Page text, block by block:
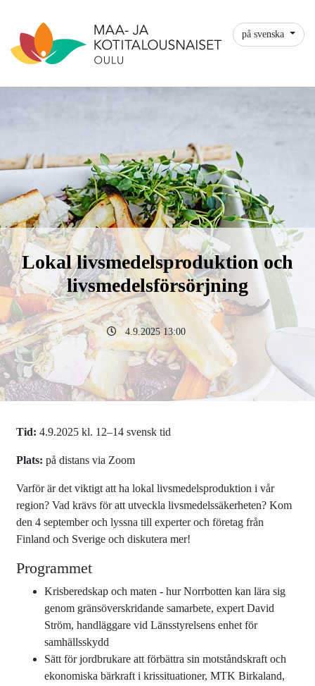
på svenska
Lokal livsmedelsproduktion och
livsmedelsförsörjning
4.9.2025 13:00
Tid: 4.9.2025 kl. 12–14 svensk tid
Plats: på distans via Zoom
Varför är det viktigt att ha lokal livsmedelsproduktion i vår
region? Vad krävs för att utveckla livsmedelssäkerheten? Kom
den 4 september och lyssna till experter och företag från
Finland och Sverige och diskutera mer!
Programmet
Krisberedskap och maten - hur Norrbotten kan lära sig
genom gränsöverskridande samarbete, expert David
Ström, handläggare vid Länsstyrelsens enhet för
samhällsskydd
Sätt för jordbrukare att förbättra sin motståndskraft och
ekonomiska bärkraft i krissituationer, MTK Birkaland,